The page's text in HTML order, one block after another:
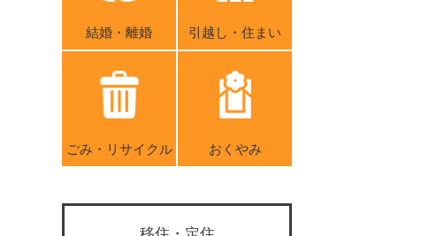
結婚・離婚 引越し・住まい
ごみ・リサイクル おくやみ